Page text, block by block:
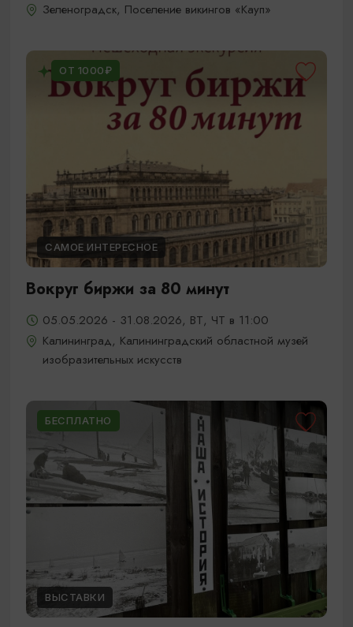
Зеленоградск, Поселение викингов «Кауп»
ОТ 1000₽
САМОЕ ИНТЕРЕСНОЕ
Вокруг биржи за 80 минут
05.05.2026 - 31.08.2026, ВТ, ЧТ в 11:00
Калининград, Калининградский областной музей
изобразительных искусств
БЕСПЛАТНО
ВЫСТАВКИ